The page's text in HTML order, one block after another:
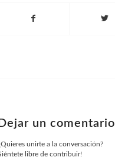
Dejar un comentario
unirte a la conversación?
libre de contribuir!